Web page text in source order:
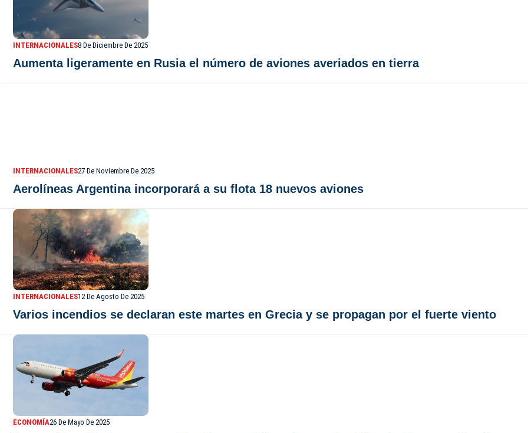
INTERNACIONALES8 De Diciembre De 2025
Aumenta ligeramente en Rusia el número de aviones averiados en tierra
INTERNACIONALES27 De Noviembre De 2025
Aerolíneas Argentina incorporará a su flota 18 nuevos aviones
INTERNACIONALES12 De Agosto De 2025
Varios incendios se declaran este martes en Grecia y se propagan por el fuerte viento
ECONOMÍA26 De Mayo De 2025